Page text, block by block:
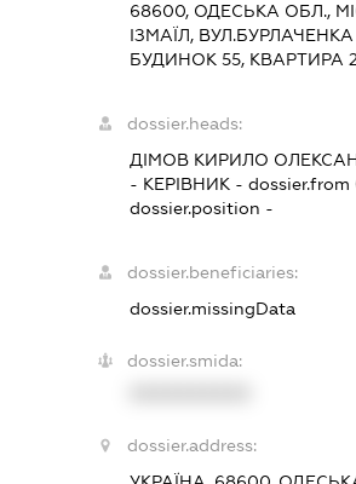
68600, ОДЕСЬКА ОБЛ.,
ІЗМАЇЛ, ВУЛ.БУРЛАЧЕНКА
БУДИНОК 55, КВАРТИРА 2
dossier.heads:
ДІМОВ КИРИЛО
- КЕРІВНИК - dossier.from
dossier.position -
dossier.beneficiaries:
dossier.missingData
dossier.smida:
dossier.address: